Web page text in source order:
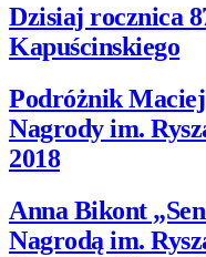
Dzisiaj rocznica
Kapuścinskiego
Podróżnik
Nagrody im.
2018
Anna Bikont
Nagrodą im.